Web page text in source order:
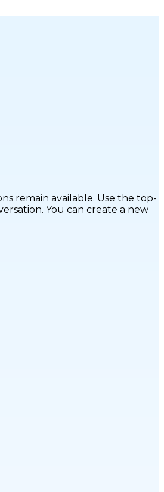
remain available. Use the top-
You can create a new